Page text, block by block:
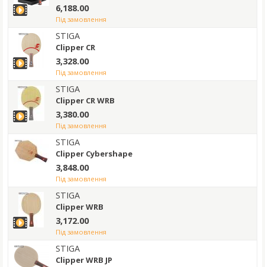
6,188.00
під замовлення
STIGA
Clipper CR
3,328.00
під замовлення
STIGA
Clipper CR WRB
3,380.00
під замовлення
STIGA
Clipper Cybershape
3,848.00
під замовлення
STIGA
Clipper WRB
3,172.00
під замовлення
STIGA
Clipper WRB JP